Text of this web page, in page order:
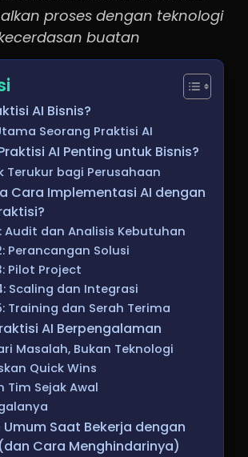
proses dengan teknologi
buatan
AI Bisnis?
Seorang Praktisi AI
AI Penting untuk Bisnis?
Terukur bagi Perusahaan
Cara Implementasi AI dengan
Audit dan Analisis Kebutuhan
Perancangan Solusi
Pilot Project
Scaling dan Integrasi
Training dan Serah Terima
AI Berpengalaman
Masalah, Bukan Teknologi
Quick Wins
Tim Sejak Awal
Saat Bekerja dengan
Cara Menghindarinya)